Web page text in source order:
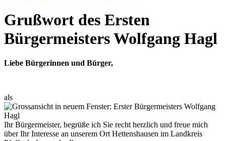
Grußwort des Ersten
Bürgermeisters Wolfgang Hagl
Liebe Bürgerinnen und Bürger,
als
Ihr Bürgermeister, begrüße ich Sie recht herzlich und freue mich
über Ihr Interesse an unserem Ort Hettenshausen im Landkreis